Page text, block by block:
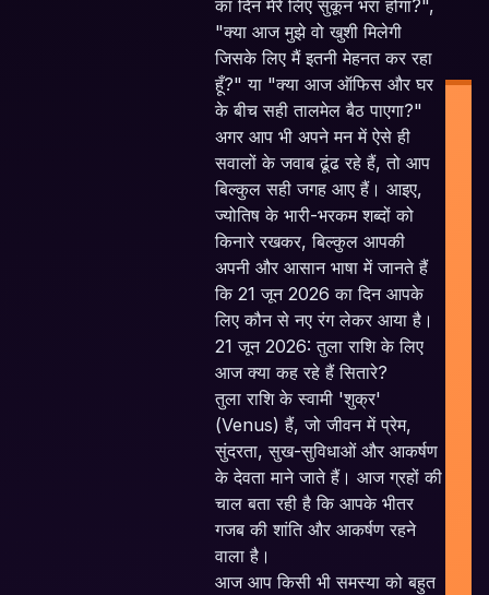
का दिन मेरे लिए सुकून भरा होगा?",
"क्या आज मुझे वो खुशी मिलेगी
जिसके लिए मैं इतनी मेहनत कर रहा
हूँ?" या "क्या आज ऑफिस और घर
के बीच सही तालमेल बैठ पाएगा?"
अगर आप भी अपने मन में ऐसे ही
सवालों के जवाब ढूंढ रहे हैं, तो आप
बिल्कुल सही जगह आए हैं। आइए,
ज्योतिष के भारी-भरकम शब्दों को
किनारे रखकर, बिल्कुल आपकी
अपनी और आसान भाषा में जानते हैं
कि 21 जून 2026 का दिन आपके
लिए कौन से नए रंग लेकर आया है।
21 जून 2026: तुला राशि के लिए
आज क्या कह रहे हैं सितारे?
तुला राशि के स्वामी 'शुक्र'
(Venus) हैं, जो जीवन में प्रेम,
सुंदरता, सुख-सुविधाओं और आकर्षण
के देवता माने जाते हैं। आज ग्रहों की
चाल बता रही है कि आपके भीतर
गजब की शांति और आकर्षण रहने
वाला है।
आज आप किसी भी समस्या को बहुत